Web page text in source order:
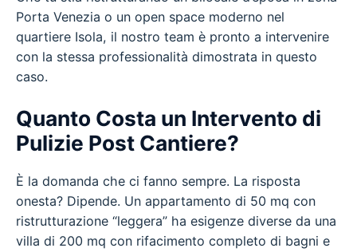
Porta Venezia o un open space moderno nel
quartiere Isola, il nostro team è pronto a intervenire
con la stessa professionalità dimostrata in questo
caso.
Quanto Costa un Intervento di
Pulizie Post Cantiere?
È la domanda che ci fanno sempre. La risposta
onesta? Dipende. Un appartamento di 50 mq con
ristrutturazione “leggera” ha esigenze diverse da una
villa di 200 mq con rifacimento completo di bagni e